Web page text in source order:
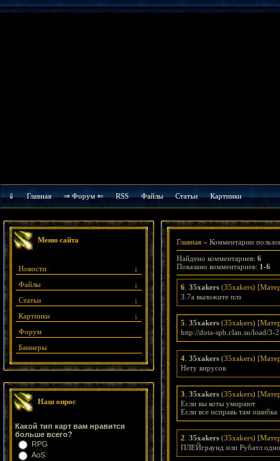
⇓ Главная ⇒ Форум ⇐ RSS Файлы Cтатьи Картинки
Меню сайта
↓
Новости
↓
Файлы
↓
Статьи
↓
Картинки
Форум
Баннеры
Наш опрос
Какой тип карт вам нравится
больше всего?
RPG
AoS
Главная » Комментарии
Найдено комментариев: 6
Показано комментариев: 1-6
6 35xakers (35xakers) [
3.7a выложите плз
5 35xakers (35xakers) [
http://dota-spb.clan.su/load/3-
4 35xakers (35xakers) [
Нету вирусов
3 35xakers (35xakers) [
Если вы коты умирают
Если все исправь там ошибка
2 35xakers (35xakers) [
ПЛЕЙграунд или Рубатл